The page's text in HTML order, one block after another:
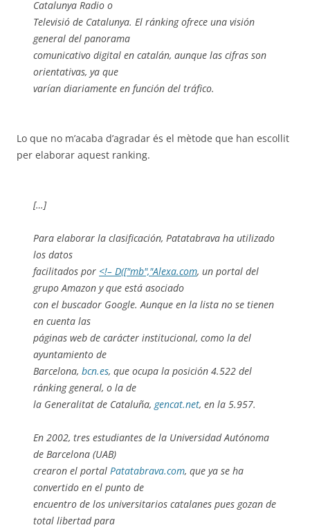
Catalunya Radio o
Televisió de Catalunya. El ránking ofrece una visión
general del panorama
comunicativo digital en catalán, aunque las cifras son
orientativas, ya que
varían diariamente en función del tráfico.
Lo que no m’acaba d’agradar és el mètode que han escollit
per elaborar aquest ranking.
[…]
Para elaborar la clasificación, Patatabrava ha utilizado
los datos
facilitados por <!– D(["mb","Alexa.com, un portal del
grupo Amazon y que está asociado
con el buscador Google. Aunque en la lista no se tienen
en cuenta las
páginas web de carácter institucional, como la del
ayuntamiento de
Barcelona, bcn.es, que ocupa la posición 4.522 del
ránking general, o la de
la Generalitat de Cataluña, gencat.net, en la 5.957.
En 2002, tres estudiantes de la Universidad Autónoma
de Barcelona (UAB)
crearon el portal Patatabrava.com, que ya se ha
convertido en el punto de
encuentro de los universitarios catalanes pues gozan de
total libertad para